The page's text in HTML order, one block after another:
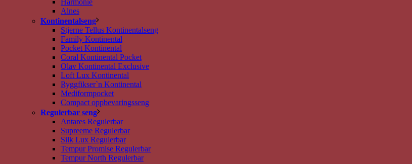
Harmonie
Alnes
Kontinentalseng
Stjerne Tellus Kontinentalseng
Family Kontinental
Pocket Kontinental
Coral Kontinental Pocket
Olav Kontinental Exclusive
Loft Lux Kontinental
Ryggfikser`n Kontinental
Mediformpocket
Compact oppbevaringsseng
Regulerbar seng
Antares Regulerbar
Supreeme Regulerbar
Silk Lux Regulerbar
Tempur Promise Regulerbar
Tempur North Regulerbar